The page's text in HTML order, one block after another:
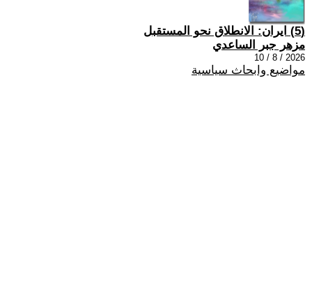
(5) ايران: الانطلاق نحو المستقبل
مزهر جبر الساعدي
2026 / 8 / 10
مواضيع وابحاث سياسية